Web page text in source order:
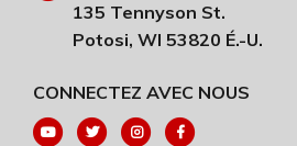
135 Tennyson St.
Potosi, WI 53820 É.-U.
CONNECTEZ AVEC NOUS